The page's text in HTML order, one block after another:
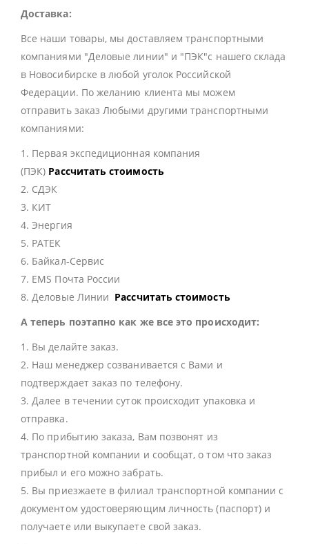
Доставка:
Все наши товары, мы доставляем транспортными
компаниями "Деловые линии" и "ПЭК"с нашего склада
в Новосибирске в любой уголок Российской
Федерации. По желанию клиента мы можем
отправить заказ Любыми другими транспортными
компаниями:
1. Первая экспедиционная компания
(ПЭК) Рассчитать стоимость
2. СДЭК
3. КИТ
4. Энергия
5. РАТЕК
6. Байкал-Сервис
7. EMS Почта России
8. Деловые Линии Рассчитать стоимость
А теперь поэтапно как же все это происходит:
1. Вы делайте заказ.
2. Наш менеджер созванивается с Вами и
подтверждает заказ по телефону.
3. Далее в течении суток происходит упаковка и
отправка.
4. По прибытию заказа, Вам позвонят из
транспортной компании и сообщат, о том что заказ
прибыл и его можно забрать.
5. Вы приезжаете в филиал транспортной компании с
документом удостоверяющим личность (паспорт) и
получаете или выкупаете свой заказ.